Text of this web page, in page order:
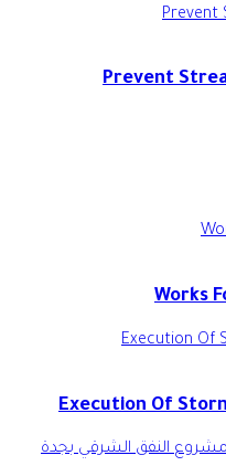
Prevent
Works
Execution Of